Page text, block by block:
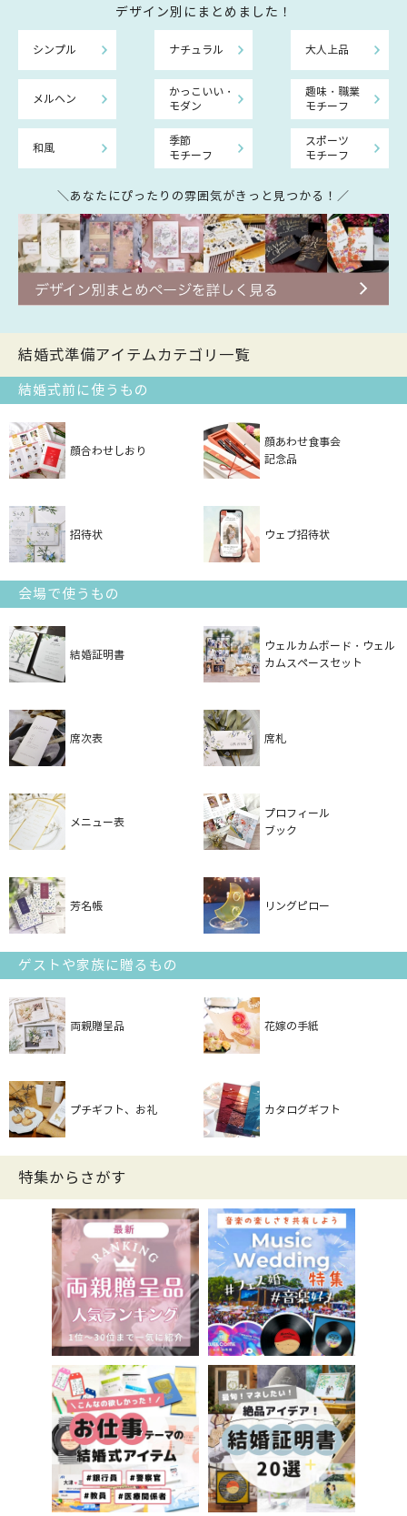
デザイン別にまとめました！
シンプル ナチュラル 大人上品
メルヘン
かっこいい・
モダン
趣味・職業
モチーフ
和風
季節
モチーフ
スポーツ
モチーフ
＼あなたにぴったりの雰囲気がきっと見つかる！／
結婚式準備アイテムカテゴリ一覧
結婚式前に使うもの
顔合わせしおり
顔あわせ食事会
記念品
招待状 ウェブ招待状
会場で使うもの
結婚証明書
ウェルカムボード・ウェル
カムスペースセット
席次表 席札
メニュー表
プロフィール
ブック
芳名帳 リングピロー
ゲストや家族に贈るもの
両親贈呈品 花嫁の手紙
プチギフト、お礼 カタログギフト
特集からさがす